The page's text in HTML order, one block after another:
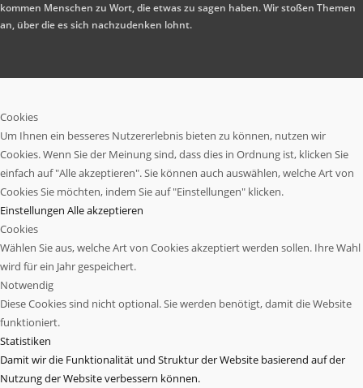
kommen Menschen zu Wort, die etwas zu sagen haben. Wir stoßen Themen
an, über die es sich nachzudenken lohnt.
Cookies
Um Ihnen ein besseres Nutzererlebnis bieten zu können, nutzen wir
Cookies. Wenn Sie der Meinung sind, dass dies in Ordnung ist, klicken Sie
einfach auf "Alle akzeptieren". Sie können auch auswählen, welche Art von
Cookies Sie möchten, indem Sie auf "Einstellungen" klicken.
Einstellungen Alle akzeptieren
Cookies
Wählen Sie aus, welche Art von Cookies akzeptiert werden sollen. Ihre Wahl
wird für ein Jahr gespeichert.
Notwendig
Diese Cookies sind nicht optional. Sie werden benötigt, damit die Website
funktioniert.
Statistiken
Damit wir die Funktionalität und Struktur der Website basierend auf der
Nutzung der Website verbessern können.